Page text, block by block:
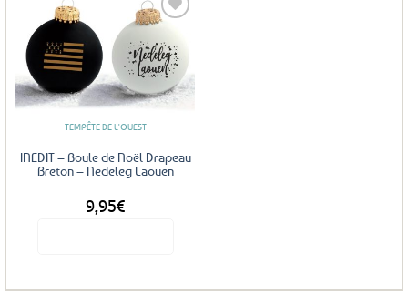
Ajouter
aux
favoris
TEMPÊTE DE L'OUEST
INEDIT – Boule de Noël Drapeau
Breton – Nedeleg Laouen
9,95€